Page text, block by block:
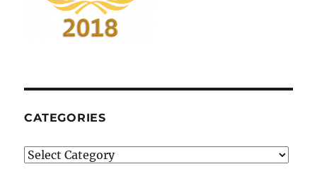
CATEGORIES
Categories